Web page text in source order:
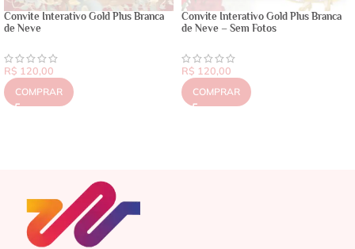
Convite Interativo Gold Plus Branca
de Neve
R$ 120,00
COMPRAR
Convite Interativo Gold Plus Branca
de Neve – Sem Fotos
R$ 120,00
COMPRAR